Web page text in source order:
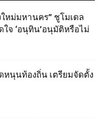
หม่มหานคร” ชูโมเดล
จ ‘อนุทิน’อนุมัติหรือไม่
หนุนท้องถิ่น เตรียมจัดตั้ง